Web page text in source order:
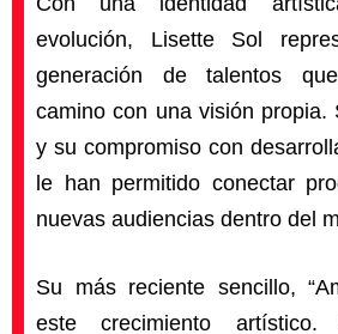
evolución, Lisette Sol
generación de talentos
camino con una visión propia.
y su compromiso con
le han permitido conectar
nuevas audiencias dentro del
Su más reciente sencillo,
este crecimiento